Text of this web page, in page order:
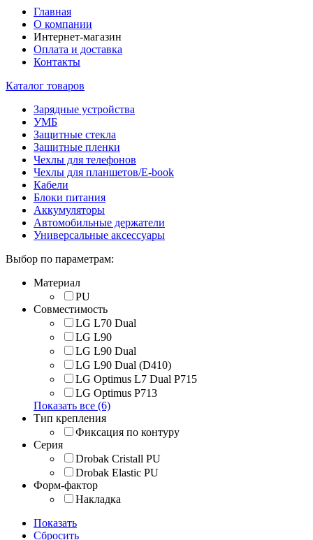
Главная
О компании
Интернет-магазин
Оплата и доставка
Контакты
Каталог товаров
Зарядные устройства
УМБ
Защитные стекла
Защитные пленки
Чехлы для телефонов
Чехлы для планшетов/E-book
Кабели
Блоки питания
Аккумуляторы
Автомобильные держатели
Универсальные аксессуары
Выбор по параметрам:
Материал
PU
Совместимость
LG L70 Dual
LG L90
LG L90 Dual
LG L90 Dual (D410)
LG Optimus L7 Dual P715
LG Optimus P713
Показать все (6)
Тип крепления
Фиксация по контуру
Серия
Drobak Cristall PU
Drobak Elastic PU
Форм-фактор
Накладка
Показать
Сбросить